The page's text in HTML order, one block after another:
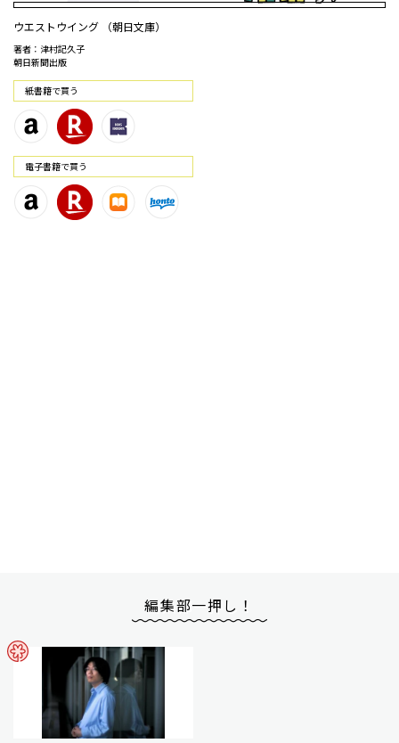
ウエストウイング （朝日文庫）
著者：津村記久子
朝日新聞出版
紙書籍で買う
電⼦書籍で買う
編集部一押し！